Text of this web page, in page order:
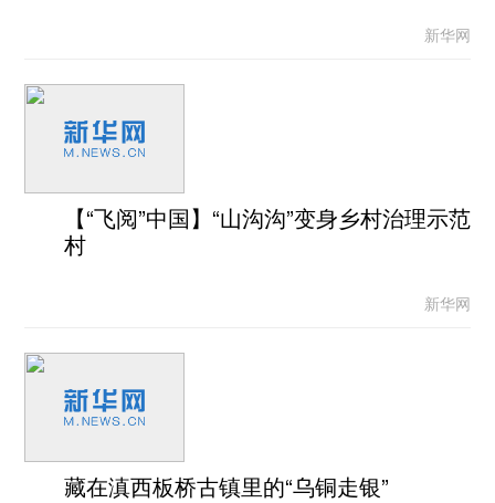
新华网
【“飞阅”中国】“山沟沟”变身乡村治理示范
村
新华网
藏在滇西板桥古镇里的“乌铜走银”